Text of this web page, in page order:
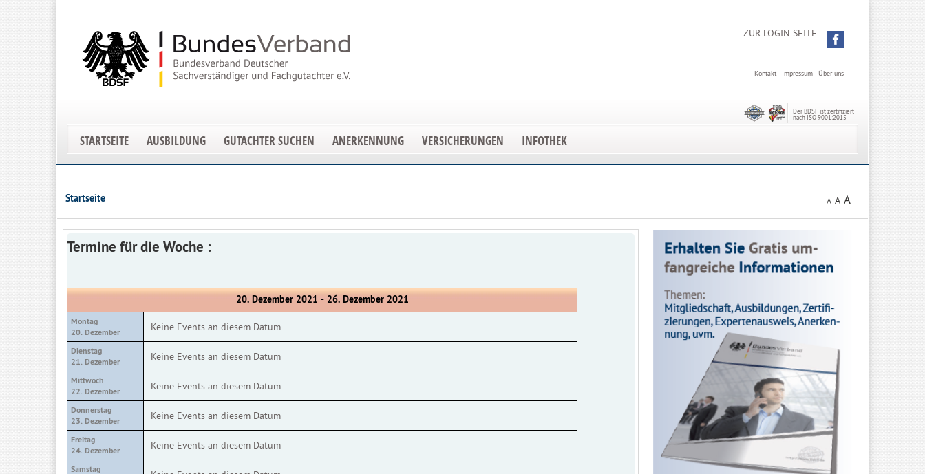
ZUR LOGIN-SEITE
Über uns
Impressum
Kontakt
Der BDSF ist zertifiziert
nach ISO 9001:2015
STARTSEITE AUSBILDUNG GUTACHTER SUCHEN ANERKENNUNG VERSICHERUNGEN INFOTHEK
Startseite A A A
Termine für die Woche :
20. Dezember 2021 - 26. Dezember 2021
Montag
20. Dezember
Keine Events an diesem Datum
Dienstag
21. Dezember
Keine Events an diesem Datum
Mittwoch
22. Dezember
Keine Events an diesem Datum
Donnerstag
23. Dezember
Keine Events an diesem Datum
Freitag
24. Dezember
Keine Events an diesem Datum
Samstag